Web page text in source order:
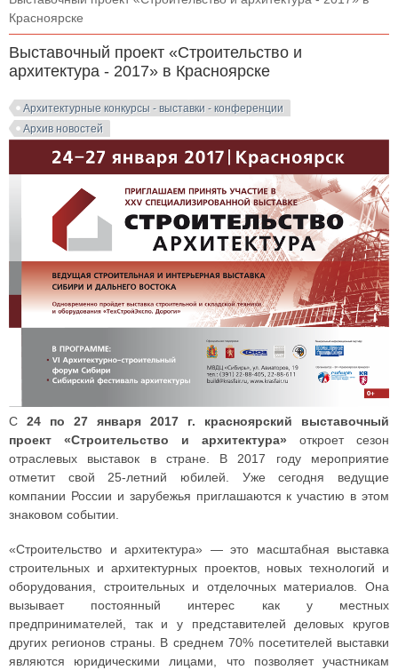
Красноярске
Выставочный проект «Строительство и
архитектура - 2017» в Красноярске
Архитектурные конкурсы - выставки - конференции
Архив новостей
С 24 по 27 января 2017 г. красноярский выставочный
проект «Строительство и архитектура» откроет сезон
отраслевых выставок в стране. В 2017 году мероприятие
отметит свой 25-летний юбилей. Уже сегодня ведущие
компании России и зарубежья приглашаются к участию в этом
знаковом событии.
«Строительство и архитектура» — это масштабная выставка
строительных и архитектурных проектов, новых технологий и
оборудования, строительных и отделочных материалов. Она
вызывает постоянный интерес как у местных
предпринимателей, так и у представителей деловых кругов
других регионов страны. В среднем 70% посетителей выставки
являются юридическими лицами, что позволяет участникам